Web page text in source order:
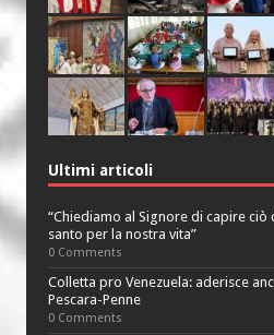
Ultimi articoli
“Chiediamo al Signore di capire ciò
santo per la nostra vita”
0 Comments
Colletta pro Venezuela: aderisce
Pescara-Penne
0 Comments